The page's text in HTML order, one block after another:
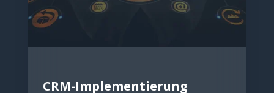
CRM-Implementierung